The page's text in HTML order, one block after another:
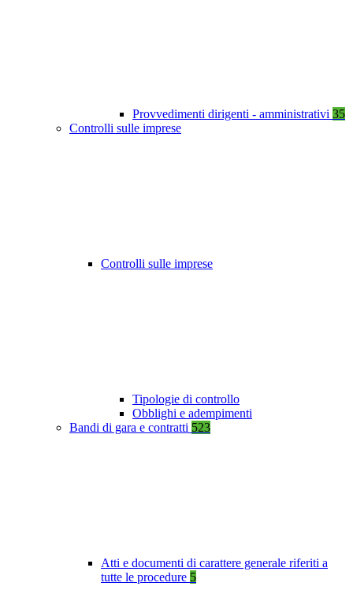
Provvedimenti dirigenti - amministrativi 35
Controlli sulle imprese
Controlli sulle imprese
Tipologie di controllo
Obblighi e adempimenti
Bandi di gara e contratti 523
Atti e documenti di carattere generale riferiti a
tutte le procedure 5